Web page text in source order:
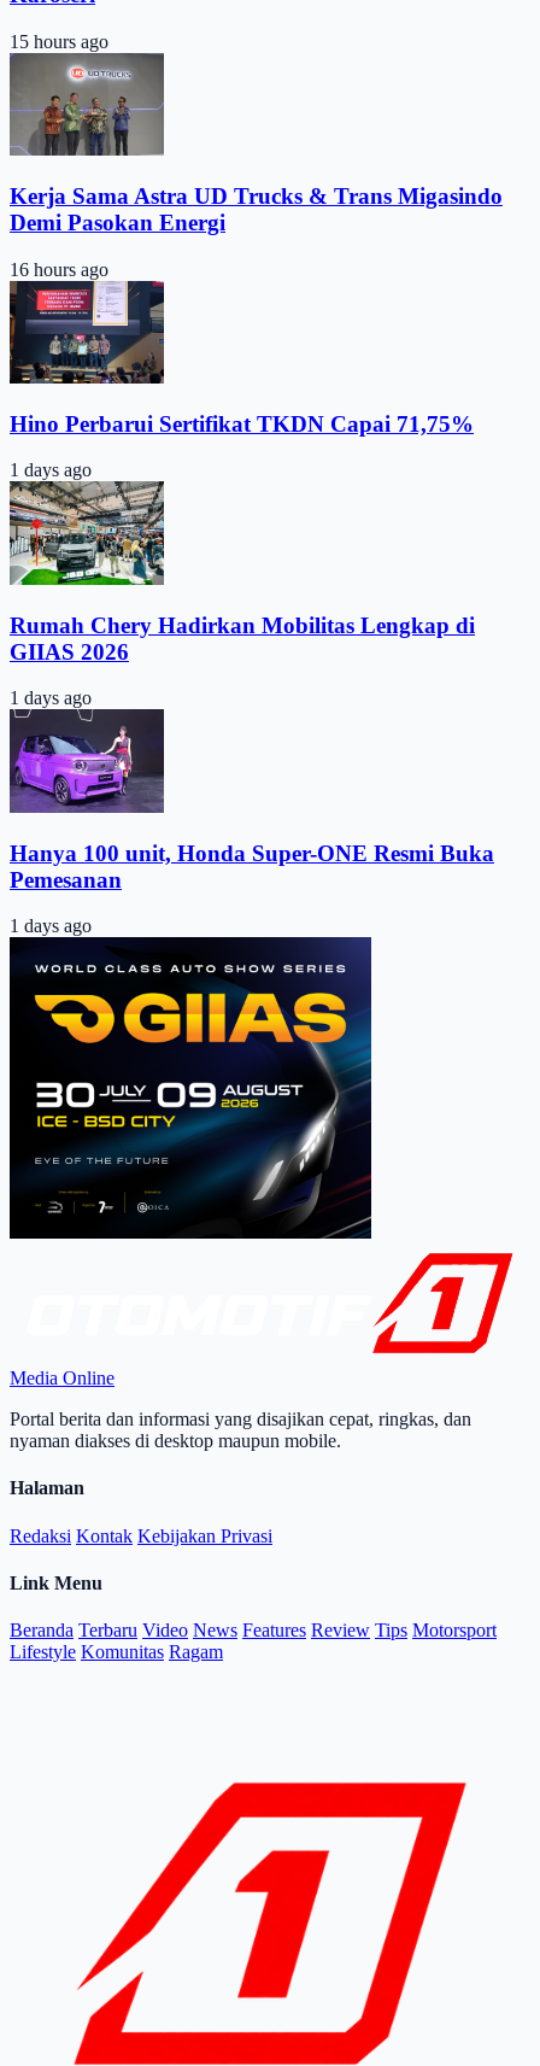
15 hours ago
Kerja Sama Astra UD Trucks & Trans Migasindo
Demi Pasokan Energi
16 hours ago
Hino Perbarui Sertifikat TKDN Capai 71,75%
1 days ago
Rumah Chery Hadirkan Mobilitas Lengkap di
GIIAS 2026
1 days ago
Hanya 100 unit, Honda Super-ONE Resmi Buka
Pemesanan
1 days ago
Media Online
Portal berita dan informasi yang disajikan cepat, ringkas, dan
nyaman diakses di desktop maupun mobile.
Halaman
Redaksi Kontak Kebijakan Privasi
Link Menu
Beranda Terbaru Video News Features Review Tips Motorsport
Lifestyle Komunitas Ragam